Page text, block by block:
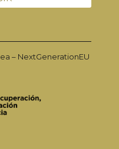
– NextGenerationEU